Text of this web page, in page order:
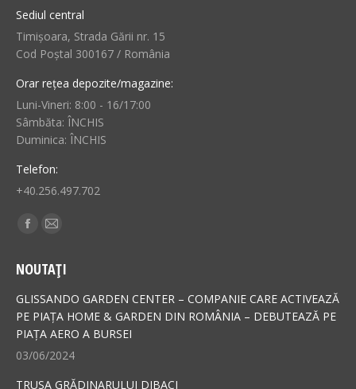
Sediul central
Timișoara, Strada Gării nr. 15
Cod Poștal 300167 / România
Orar rețea depozite/magazine:
Luni-Vineri: 8:00 - 16/17:00
Sâmbăta: ÎNCHIS
Duminica: ÎNCHIS
Telefon:
+40.256.497.702
Find us on:
Facebook
opens
in
new
window
Mail
opens
in
new
window
NOUTAȚI
GLISSANDO GARDEN CENTER – COMPANIE CARE ACTIVEAZĂ
PE PIAȚA HOME & GARDEN DIN ROMÂNIA – DEBUTEAZĂ PE
PIAȚA AERO A BURSEI
03/06/2024
TRUSA GRĂDINARULUI DIBACI